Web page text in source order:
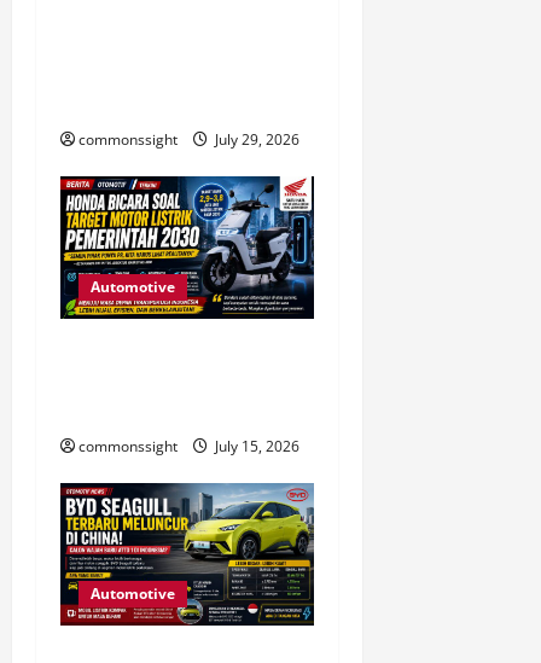
commonssight July 29, 2026
Automotive
commonssight July 15, 2026
Automotive